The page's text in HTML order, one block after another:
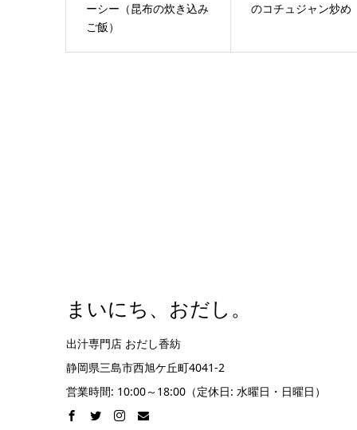
ーシー（昆布の炊き込み
ご飯）
のコチュジャン炒め
まいにち、おだし。
出汁専門店 おだし香紡
静岡県三島市西旭ケ丘町4041-2
営業時間: 10:00～18:00（定休日: 水曜日・日曜日）